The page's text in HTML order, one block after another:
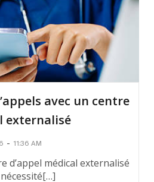
avec un centre
externalisé
- 11:36 AM
d’appel médical externalisé